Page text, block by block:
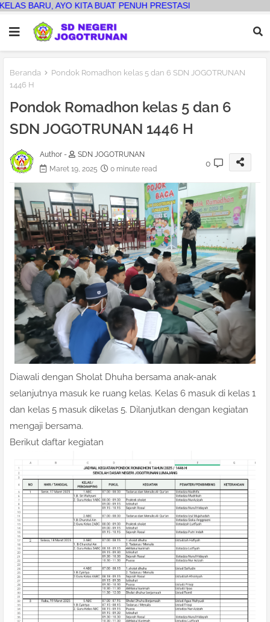
BUAT PENUH PRESTASI
Beranda
Pondok Romadhon kelas 5 dan 6 SDN JOGOTRUNAN
1446 H
Pondok Romadhon kelas 5 dan 6
SDN JOGOTRUNAN 1446 H
Author -
SDN JOGOTRUNAN
Maret 19, 2025
0 minute read
0
Diawali dengan Sholat Dhuha bersama anak-anak
selanjutnya masuk ke ruang kelas. Kelas 6 masuk di kelas 1
dan kelas 5 masuk dikelas 5. Dilanjutkan dengan kegiatan
mengaji bersama.
Berikut daftar kegiatan